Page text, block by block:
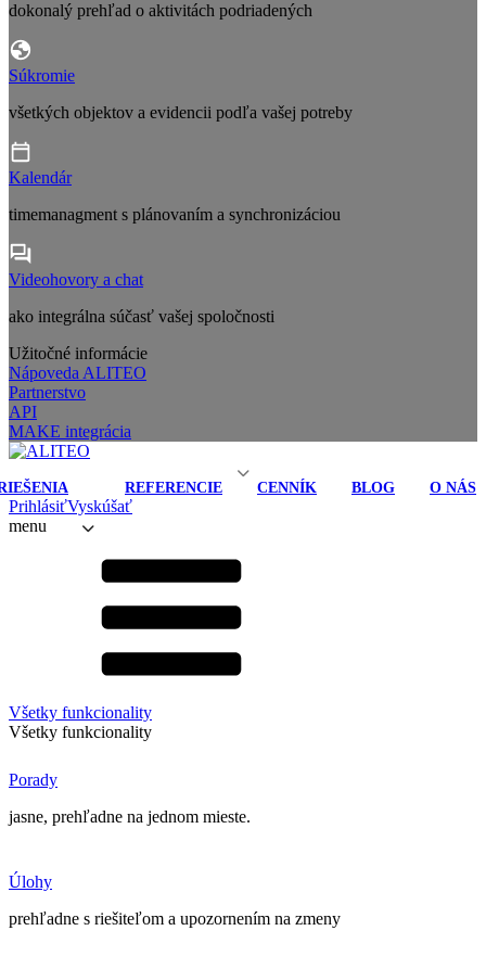
dokonalý prehľad o aktivitách podriadených
Súkromie
všetkých objektov a evidencii podľa vašej potreby
Kalendár
timemanagment s plánovaním a synchronizáciou
Videohovory a chat
ako integrálna súčasť vašej spoločnosti
Užitočné informácie
Nápoveda ALITEO
Partnerstvo
API
MAKE integrácia
REFERENCIE CENNÍK BLOG O NÁS
PrihlásiťVyskúšať
menu
Všetky funkcionality
Všetky funkcionality
Porady
jasne, prehľadne na jednom mieste.
Úlohy
prehľadne s riešiteľom a upozornením na zmeny